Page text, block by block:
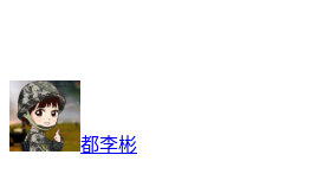
都李彬